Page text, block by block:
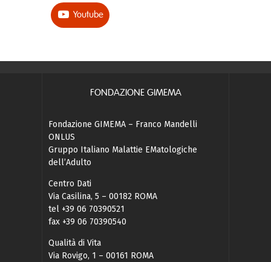
Youtube
FONDAZIONE GIMEMA
Fondazione GIMEMA – Franco Mandelli
ONLUS
Gruppo Italiano Malattie EMatologiche
dell’Adulto
Centro Dati
Via Casilina, 5 – 00182 ROMA
tel +39 06 70390521
fax +39 06 70390540
Qualità di Vita
Via Rovigo, 1 – 00161 ROMA